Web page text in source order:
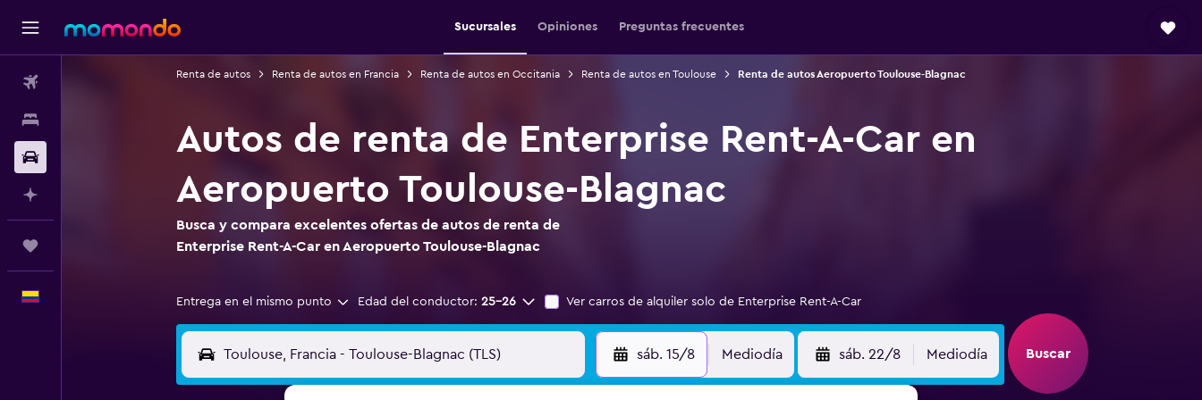
Sucursales Opiniones Preguntas frecuentes
Renta de autos Renta de autos en Francia Renta de autos en Occitania Renta de autos en Toulouse Renta de autos Aeropuerto Toulouse-Blagnac
Autos de renta de Enterprise Rent-A-Car en
Aeropuerto Toulouse-Blagnac
Busca y compara excelentes ofertas de autos de renta de
Enterprise Rent-A-Car en Aeropuerto Toulouse-Blagnac
Entrega en el mismo punto Edad del conductor: 25-26 Ver carros de alquiler solo de Enterprise Rent-A-Car
sáb. 15/8 Mediodía sáb. 22/8 Mediodía Buscar